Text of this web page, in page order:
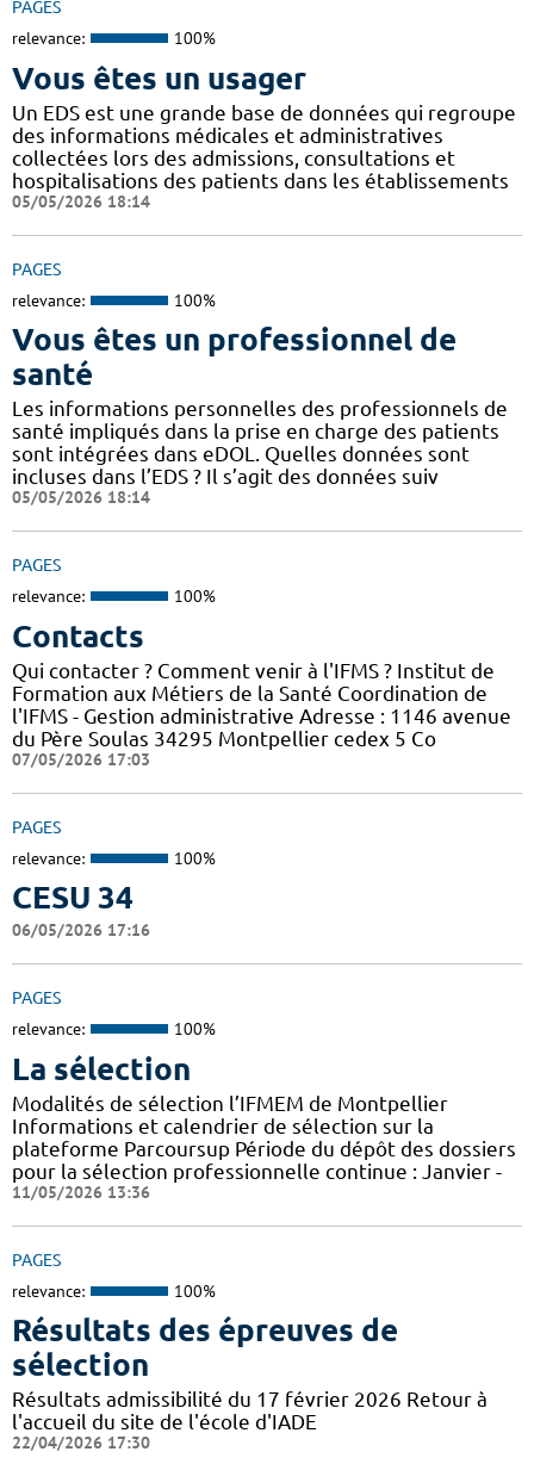
PAGES
relevance: 100%
Vous êtes un usager
Un EDS est une grande base de données qui regroupe
des informations médicales et administratives
collectées lors des admissions, consultations et
hospitalisations des patients dans les établissements
05/05/2026 18:14
PAGES
relevance: 100%
Vous êtes un professionnel de
santé
Les informations personnelles des professionnels de
santé impliqués dans la prise en charge des patients
sont intégrées dans eDOL. Quelles données sont
incluses dans l’EDS ? Il s’agit des données suiv
05/05/2026 18:14
PAGES
relevance: 100%
Contacts
Qui contacter ? Comment venir à l'IFMS ? Institut de
Formation aux Métiers de la Santé Coordination de
l'IFMS - Gestion administrative Adresse : 1146 avenue
du Père Soulas 34295 Montpellier cedex 5 Co
07/05/2026 17:03
PAGES
relevance: 100%
CESU 34
06/05/2026 17:16
PAGES
relevance: 100%
La sélection
Modalités de sélection l’IFMEM de Montpellier
Informations et calendrier de sélection sur la
plateforme Parcoursup Période du dépôt des dossiers
pour la sélection professionnelle continue : Janvier -
11/05/2026 13:36
PAGES
relevance: 100%
Résultats des épreuves de
sélection
Résultats admissibilité du 17 février 2026 Retour à
l'accueil du site de l'école d'IADE
22/04/2026 17:30